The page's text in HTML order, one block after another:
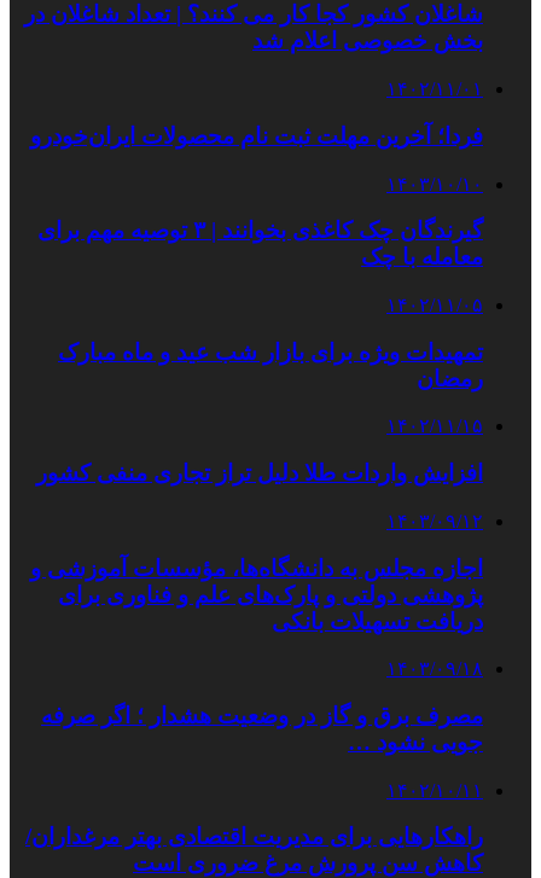
شاغلان کشور کجا کار می کنند؟ | تعداد شاغلان در
بخش خصوصی اعلام شد
۱۴۰۲/۱۱/۰۱
فردا؛ آخرین مهلت ثبت نام محصولات ایران‌خودرو
۱۴۰۳/۱۰/۱۰
گیرندگان چک کاغذی بخوانند | ۳ توصیه مهم برای
معامله با چک
۱۴۰۲/۱۱/۰۵
تمهیدات ویژه برای بازار شب عید و ماه مبارک
رمضان
۱۴۰۲/۱۱/۱۵
افزایش واردات طلا دلیل تراز تجاری منفی کشور
۱۴۰۳/۰۹/۱۲
اجازه مجلس به دانشگاه‌ها، مؤسسات آموزشی و
پژوهشی دولتی و پارک‌های علم و فناوری برای
دریافت تسهیلات بانکی
۱۴۰۳/۰۹/۱۸
مصرف برق و گاز در وضعیت هشدار ؛ اگر صرفه
جویی نشود …
۱۴۰۲/۱۰/۱۱
راهکارهایی برای مدیریت اقتصادی بهتر مرغداران/
کاهش سن پرورش مرغ ضروری است